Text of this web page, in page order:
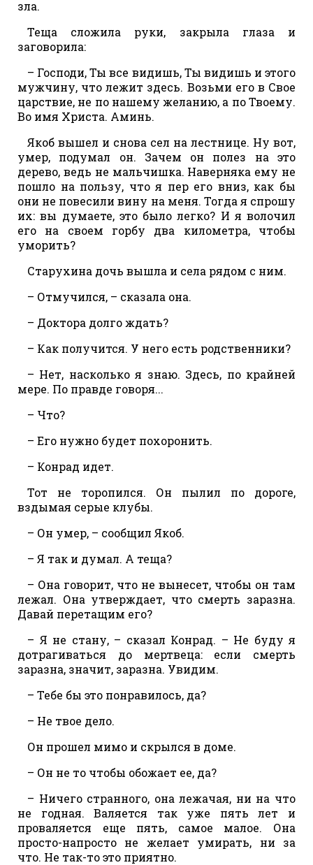
зла.
Теща сложила руки, закрыла глаза и
заговорила:
– Господи, Ты все видишь, Ты видишь и этого
мужчину, что лежит здесь. Возьми его в Свое
царствие, не по нашему желанию, а по Твоему.
Во имя Христа. Аминь.
Якоб вышел и снова сел на лестнице. Ну вот,
умер, подумал он. Зачем он полез на это
дерево, ведь не мальчишка. Наверняка ему не
пошло на пользу, что я пер его вниз, как бы
они не повесили вину на меня. Тогда я спрошу
их: вы думаете, это было легко? И я волочил
его на своем горбу два километра, чтобы
уморить?
Старухина дочь вышла и села рядом с ним.
– Отмучился, – сказала она.
– Доктора долго ждать?
– Как получится. У него есть родственники?
– Нет, насколько я знаю. Здесь, по крайней
мере. По правде говоря...
– Что?
– Его нужно будет похоронить.
– Конрад идет.
Тот не торопился. Он пылил по дороге,
вздымая серые клубы.
– Он умер, – сообщил Якоб.
– Я так и думал. А теща?
– Она говорит, что не вынесет, чтобы он там
лежал. Она утверждает, что смерть заразна.
Давай перетащим его?
– Я не стану, – сказал Конрад. – Не буду я
дотрагиваться до мертвеца: если смерть
заразна, значит, заразна. Увидим.
– Тебе бы это понравилось, да?
– Не твое дело.
Он прошел мимо и скрылся в доме.
– Он не то чтобы обожает ее, да?
– Ничего странного, она лежачая, ни на что
не годная. Валяется так уже пять лет и
проваляется еще пять, самое малое. Она
просто-напросто не желает умирать, ни за
что. Не так-то это приятно.